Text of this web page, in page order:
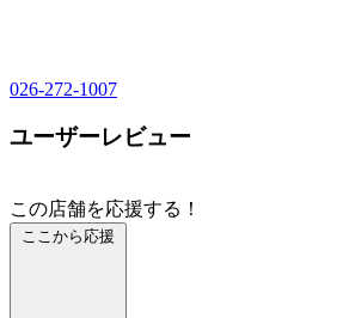
026-272-1007
ユーザーレビュー
この店舗を応援する！
ここから応援